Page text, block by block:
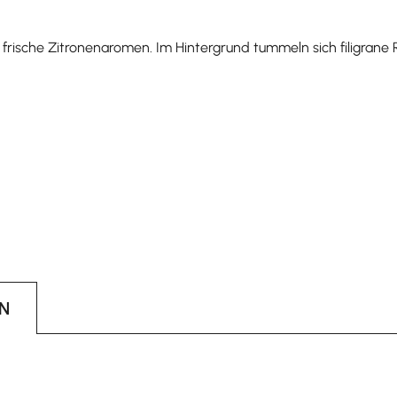
Zitronenaromen. Im Hintergrund tummeln sich filigrane